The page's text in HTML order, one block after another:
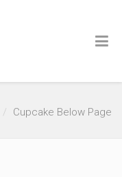
Cupcake Below Page